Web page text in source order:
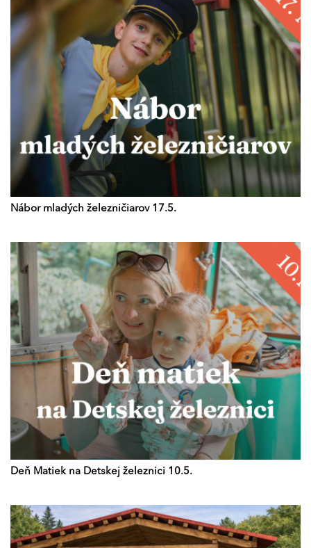
Nábor mladých železničiarov 17.5.
Deň Matiek na Detskej železnici 10.5.